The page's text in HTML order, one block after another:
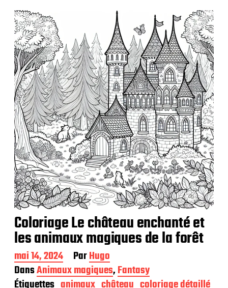
b
l
i
c
a
t
i
o
n
Coloriage Le château enchanté et
les animaux magiques de la forêt
D
a
t
mai 14, 2024 ParHugo
DansAnimaux magiques,Fantasy